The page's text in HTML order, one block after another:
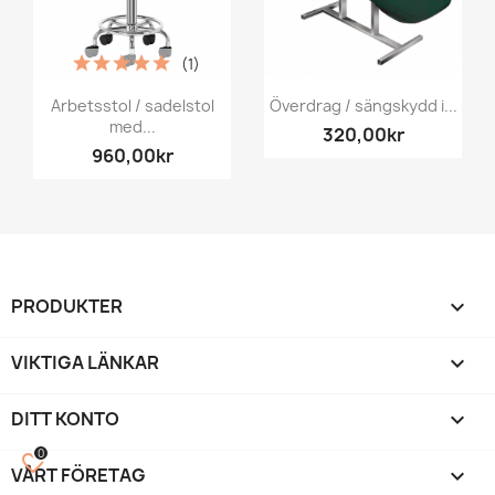
Arbetsstol / sadelstol
med...
960,00kr
(1)
Överdrag / sängskydd i...
320,00kr
PRODUKTER 
VIKTIGA LÄNKAR 
DITT KONTO 
VÅRT FÖRETAG keyboard_arrow_down
favorite_border
0